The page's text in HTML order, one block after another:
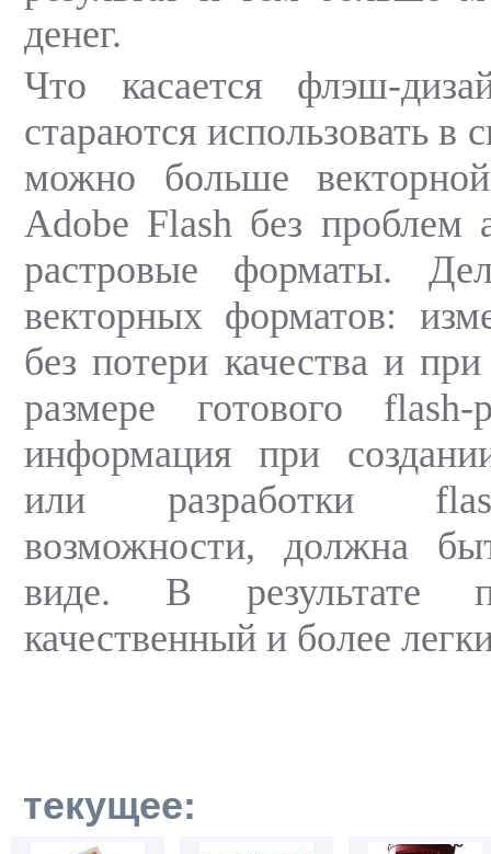
денег.
Что касается флэш-
стараются использовать в
можно больше
Adobe Flash без проблем
растровые форматы.
векторных форматов:
без потери качества и
размере готового
информация при
или разработки
возможности, должна
виде. В результате
качественный и более
текущее: